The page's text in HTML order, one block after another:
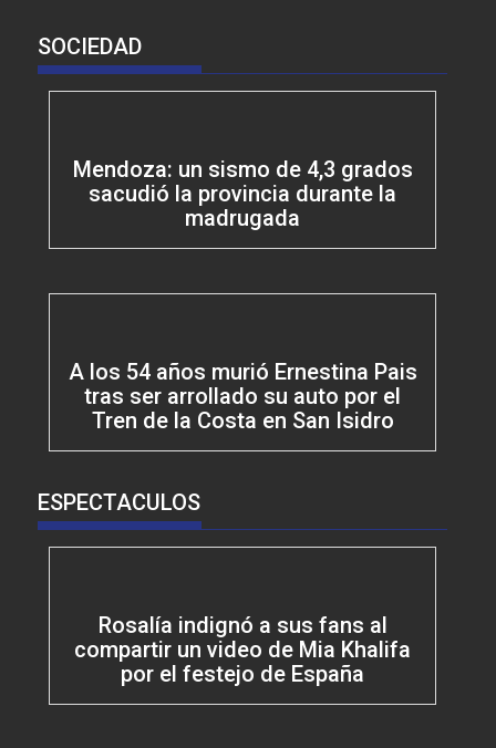
SOCIEDAD
Mendoza: un sismo de 4,3 grados
sacudió la provincia durante la
madrugada
A los 54 años murió Ernestina Pais
tras ser arrollado su auto por el
Tren de la Costa en San Isidro
ESPECTACULOS
Rosalía indignó a sus fans al
compartir un video de Mia Khalifa
por el festejo de España